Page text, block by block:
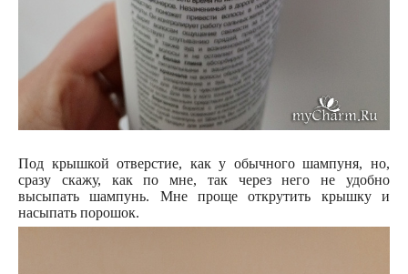
Под крышкой отверстие, как у обычного шампуня, но,
сразу скажу, как по мне, так через него не удобно
высыпать шампунь. Мне проще открутить крышку и
насыпать порошок.